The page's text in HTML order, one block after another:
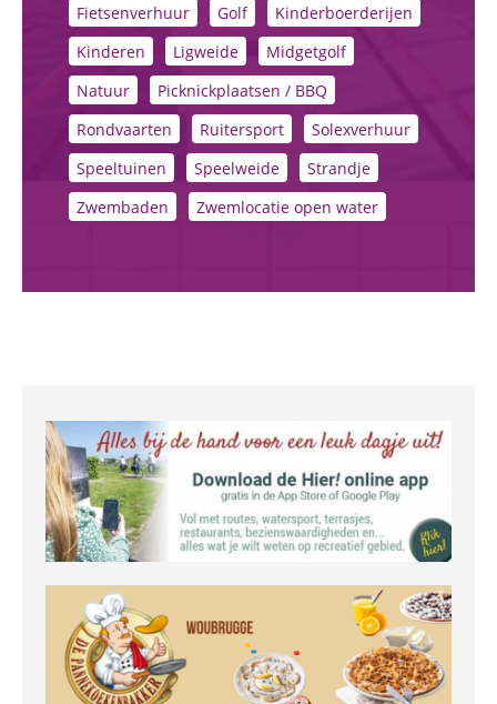
Fietsenverhuur
Golf
Kinderboerderijen
Kinderen
Ligweide
Midgetgolf
Natuur
Picknickplaatsen / BBQ
Rondvaarten
Ruitersport
Solexverhuur
Speeltuinen
Speelweide
Strandje
Zwembaden
Zwemlocatie open water